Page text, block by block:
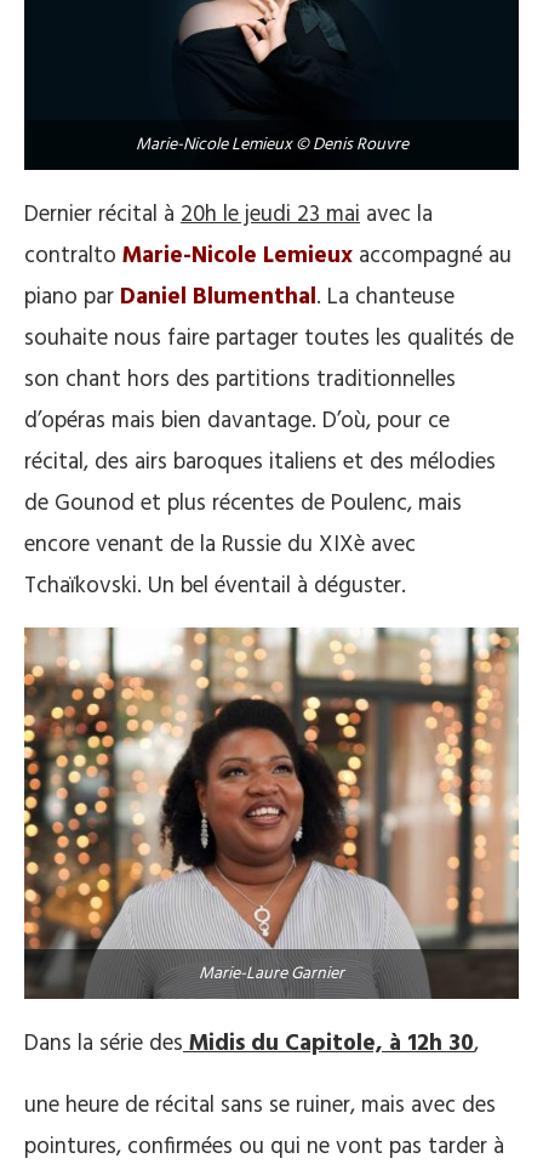
Marie-Nicole Lemieux © Denis Rouvre
Dernier récital à 20h le jeudi 23 mai avec la
contralto Marie-Nicole Lemieux accompagné au
piano par Daniel Blumenthal. La chanteuse
souhaite nous faire partager toutes les qualités de
son chant hors des partitions traditionnelles
d’opéras mais bien davantage. D’où, pour ce
récital, des airs baroques italiens et des mélodies
de Gounod et plus récentes de Poulenc, mais
encore venant de la Russie du XIXè avec
Tchaïkovski. Un bel éventail à déguster.
Marie-Laure Garnier
Dans la série desMidis du Capitole, à 12h 30,
une heure de récital sans se ruiner, mais avec des
pointures, confirmées ou qui ne vont pas tarder à